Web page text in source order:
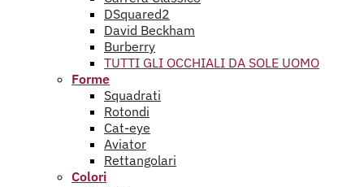
DSquared2
David Beckham
Burberry
TUTTI GLI OCCHIALI DA SOLE UOMO
Forme
Squadrati
Rotondi
Cat-eye
Aviator
Rettangolari
Colori